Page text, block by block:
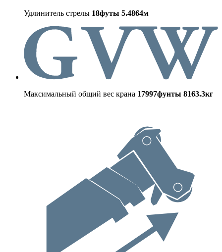
Удлинитель стрелы 18футы 5.4864м
Максимальный общий вес крана 17997фунты 8163.3кг